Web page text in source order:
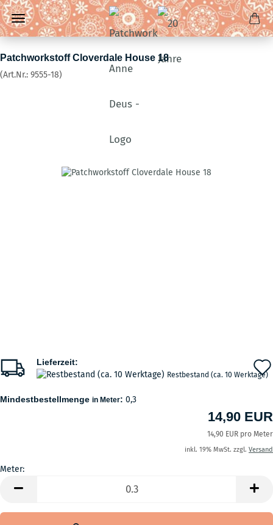
Patchworkstoff Cloverdale House 18
(Art.Nr.: 9555-18)
Lieferzeit:
Restbestand (ca. 10 Werktage)
Mindestbestellmenge in Meter: 0,3
14,90 EUR
14,90 EUR pro Meter
inkl. 19% MwSt. zzgl. Versand
Meter: